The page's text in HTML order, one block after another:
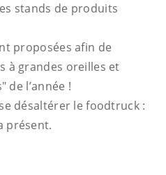
stands de produits
proposées afin de
à grandes oreilles et
l’année !
désaltérer le foodtruck :
présent.